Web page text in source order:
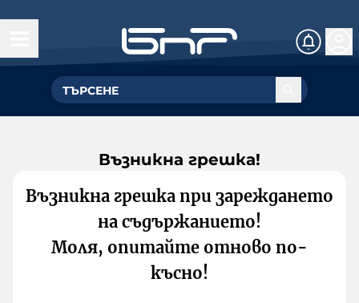
Възникна грешка!
Възникна грешка при зареждането
на съдържанието!
Моля, опитайте отново по-
късно!